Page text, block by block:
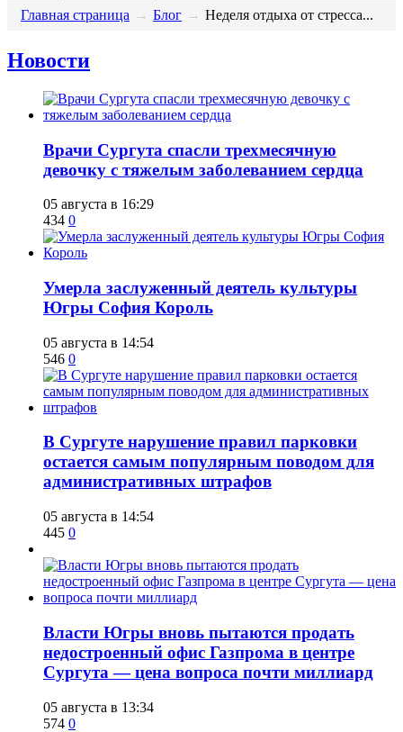
Главная страница → Блог → ​Неделя отдыха от стресса...
Новости
​Врачи Сургута спасли трехмесячную
девочку с тяжелым заболеванием сердца
05 августа в 16:29
434 0
​Умерла заслуженный деятель культуры
Югры София Король
05 августа в 14:54
546 0
В Сургуте нарушение правил парковки
остается самым популярным поводом для
административных штрафов
05 августа в 14:54
445 0
Власти Югры вновь пытаются продать
недостроенный офис Газпрома в центре
Сургута — цена вопроса почти миллиард
05 августа в 13:34
574 0